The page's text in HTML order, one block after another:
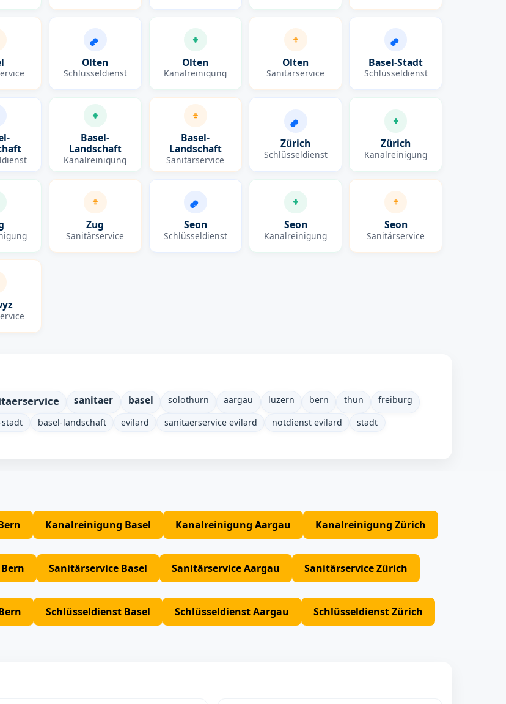
Olten
Schlüsseldienst
Olten
Kanalreinigung
Olten
Sanitärservice
Basel-Stadt
Schlüsseldienst
Basel-
Landschaft
Kanalreinigung
Basel-
Landschaft
Sanitärservice
Zürich
Schlüsseldienst
Zürich
Kanalreinigung
Zug
Sanitärservice
Seon
Schlüsseldienst
Seon
Kanalreinigung
Seon
Sanitärservice
sanitaer basel solothurn aargau luzern bern thun
freiburg
stadt basel-landschaft evilard sanitaerservice evilard notdienst evilard
stadt
Kanalreinigung Basel Kanalreinigung Aargau Kanalreinigung Zürich
Sanitärservice Basel Sanitärservice Aargau Sanitärservice Zürich
Schlüsseldienst Basel Schlüsseldienst Aargau Schlüsseldienst Zürich